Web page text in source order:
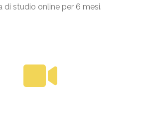
di studio online per 6 mesi.